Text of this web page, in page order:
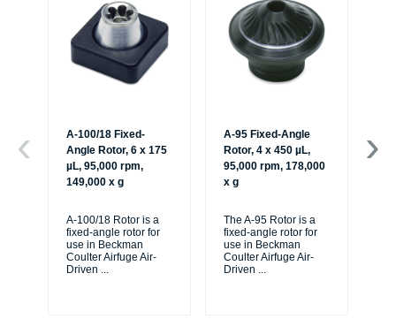
A-100/18 Fixed-
Angle Rotor, 6 x 175
µL, 95,000 rpm,
149,000 x g
A-100/18 Rotor is a
fixed-angle rotor for
use in Beckman
Coulter Airfuge Air-
Driven ...
A-95 Fixed-Angle
Rotor, 4 x 450 µL,
95,000 rpm, 178,000
x g
The A-95 Rotor is a
fixed-angle rotor for
use in Beckman
Coulter Airfuge Air-
Driven ...